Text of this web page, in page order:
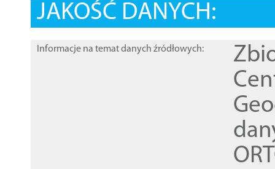
JAKOŚĆ DANYCH:
Informacje na temat danych źródłowych: